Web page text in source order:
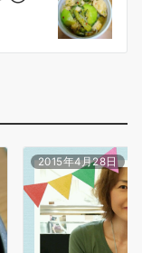
2015年4月28日